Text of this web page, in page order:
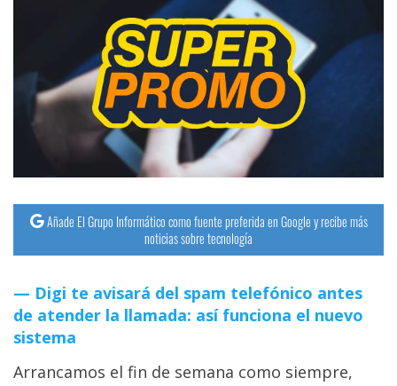
Añade El Grupo Informático como fuente preferida en Google y recibe más
noticias sobre tecnología
Digi te avisará del spam telefónico antes
de atender la llamada: así funciona el nuevo
sistema
Arrancamos el fin de semana como siempre,